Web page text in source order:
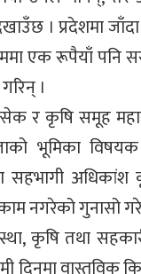
। प्रदेशमा
एक रूपैयाँ पनि
।
ईन्सेक र कृषि समूह
भूमिका विषयक
सहभागी
नगरेको गुनासो
कृषि तथा